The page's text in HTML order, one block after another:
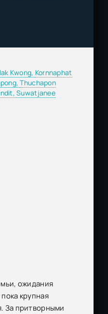
Kwong, Kornnaphat
Thuchapon
Suwatjanee
ожидания
крупная
За притворными